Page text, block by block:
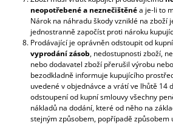
neopotřebené a neznečištěnéa je-li to
Nárok na náhradu škody vzniklé na zboží
jednostranně započíst proti nároku
Prodávající je oprávněn odstoupit od
vyprodánízásob, nedostupnosti zboží,
nebo dodavatel zboží přerušil výrobu
bezodkladně informuje kupujícího
uvedené v objednávce a vrátí ve lhůtě 14
odstoupení od kupní smlouvy všechny
nákladů na dodání, které od něho na
stejným způsobem, popřípadě způsobem